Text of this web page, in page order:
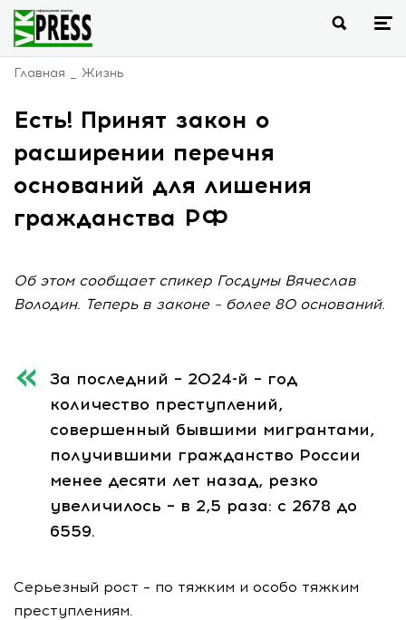
Главная Жизнь
Есть! Принят закон о
расширении перечня
оснований для лишения
гражданства РФ
Об этом сообщает спикер Госдумы Вячеслав
Володин. Теперь в законе – более 80 оснований.
За последний – 2024-й – год
количество преступлений,
совершенный бывшими мигрантами,
получившими гражданство России
менее десяти лет назад, резко
увеличилось – в 2,5 раза: с 2678 до
6559.
Серьезный рост – по тяжким и особо тяжким
преступлениям.